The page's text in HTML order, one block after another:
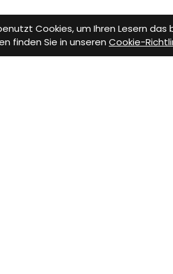
Cookies, um Ihren Lesern
finden Sie in unseren Cookie-